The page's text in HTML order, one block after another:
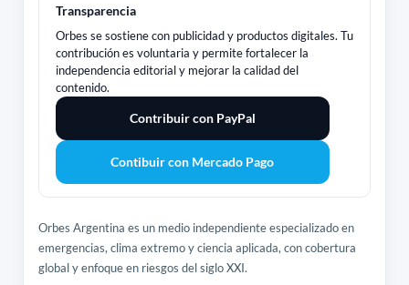
Transparencia
Orbes se sostiene con publicidad y productos digitales. Tu
contribución es voluntaria y permite fortalecer la
independencia editorial y mejorar la calidad del
contenido.
Contribuir con PayPal
Contibuir con Mercado Pago
Orbes Argentina es un medio independiente especializado en
emergencias, clima extremo y ciencia aplicada, con cobertura
global y enfoque en riesgos del siglo XXI.